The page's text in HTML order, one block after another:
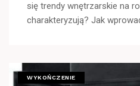
się trendy wnętrzarskie na
charakteryzują? Jak
WYKOŃCZENIE